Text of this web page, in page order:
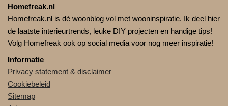
Homefreak.nl
Homefreak.nl is dé woonblog vol met wooninspiratie. Ik deel hier
de laatste interieurtrends, leuke DIY projecten en handige tips!
Volg Homefreak ook op social media voor nog meer inspiratie!
Informatie
Privacy statement & disclaimer
Cookiebeleid
Sitemap